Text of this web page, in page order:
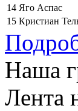
14 Яго Аспас
15 Кристиан
Наша
Лента